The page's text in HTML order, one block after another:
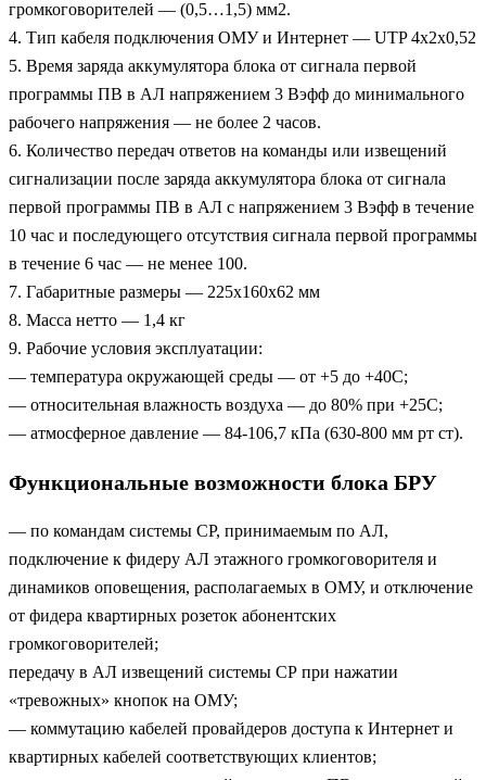
громкоговорителей — (0,5…1,5) мм2.
4. Тип кабеля подключения ОМУ и Интернет — UTP 4х2х0,52
5. Время заряда аккумулятора блока от сигнала первой
программы ПВ в АЛ напряжением 3 Вэфф до минимального
рабочего напряжения — не более 2 часов.
6. Количество передач ответов на команды или извещений
сигнализации после заряда аккумулятора блока от сигнала
первой программы ПВ в АЛ с напряжением 3 Вэфф в течение
10 час и последующего отсутствия сигнала первой программы
в течение 6 час — не менее 100.
7. Габаритные размеры — 225х160х62 мм
8. Масса нетто — 1,4 кг
9. Рабочие условия эксплуатации:
— температура окружающей среды — от +5 до +40C;
— относительная влажность воздуха — до 80% при +25C;
— атмосферное давление — 84-106,7 кПа (630-800 мм рт ст).
Функциональные возможности блока БРУ
— по командам системы СР, принимаемым по АЛ,
подключение к фидеру АЛ этажного громкоговорителя и
динамиков оповещения, располагаемых в ОМУ, и отключение
от фидера квартирных розеток абонентских
громкоговорителей;
передачу в АЛ извещений системы СР при нажатии
«тревожных» кнопок на ОМУ;
— коммутацию кабелей провайдеров доступа к Интернет и
квартирных кабелей соответствующих клиентов;